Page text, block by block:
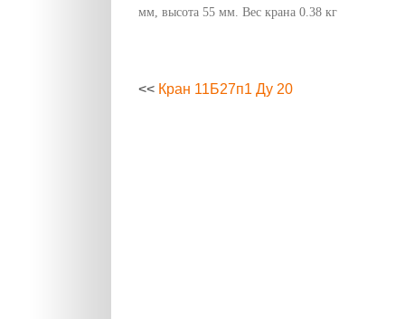
мм, высота 55 мм. Вес крана 0.38 кг
<< Кран 11Б27п1 Ду 20